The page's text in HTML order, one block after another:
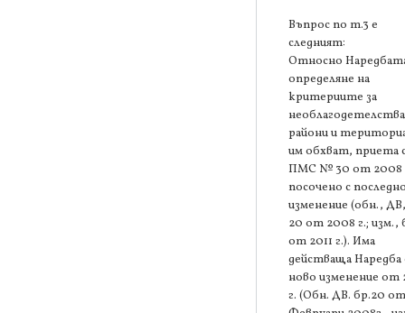
Въпрос по т.3 е
следният:
Относно
определяне на
критериите за
райони и
им обхват, приета
ПМС № 30 от 2008
посочено с
изменение (обн.,
20 от 2008 г.; изм.,
от 2011 г.). Има
действаща Наредба
ново изменение от
г. (Обн. ДВ. бр.20